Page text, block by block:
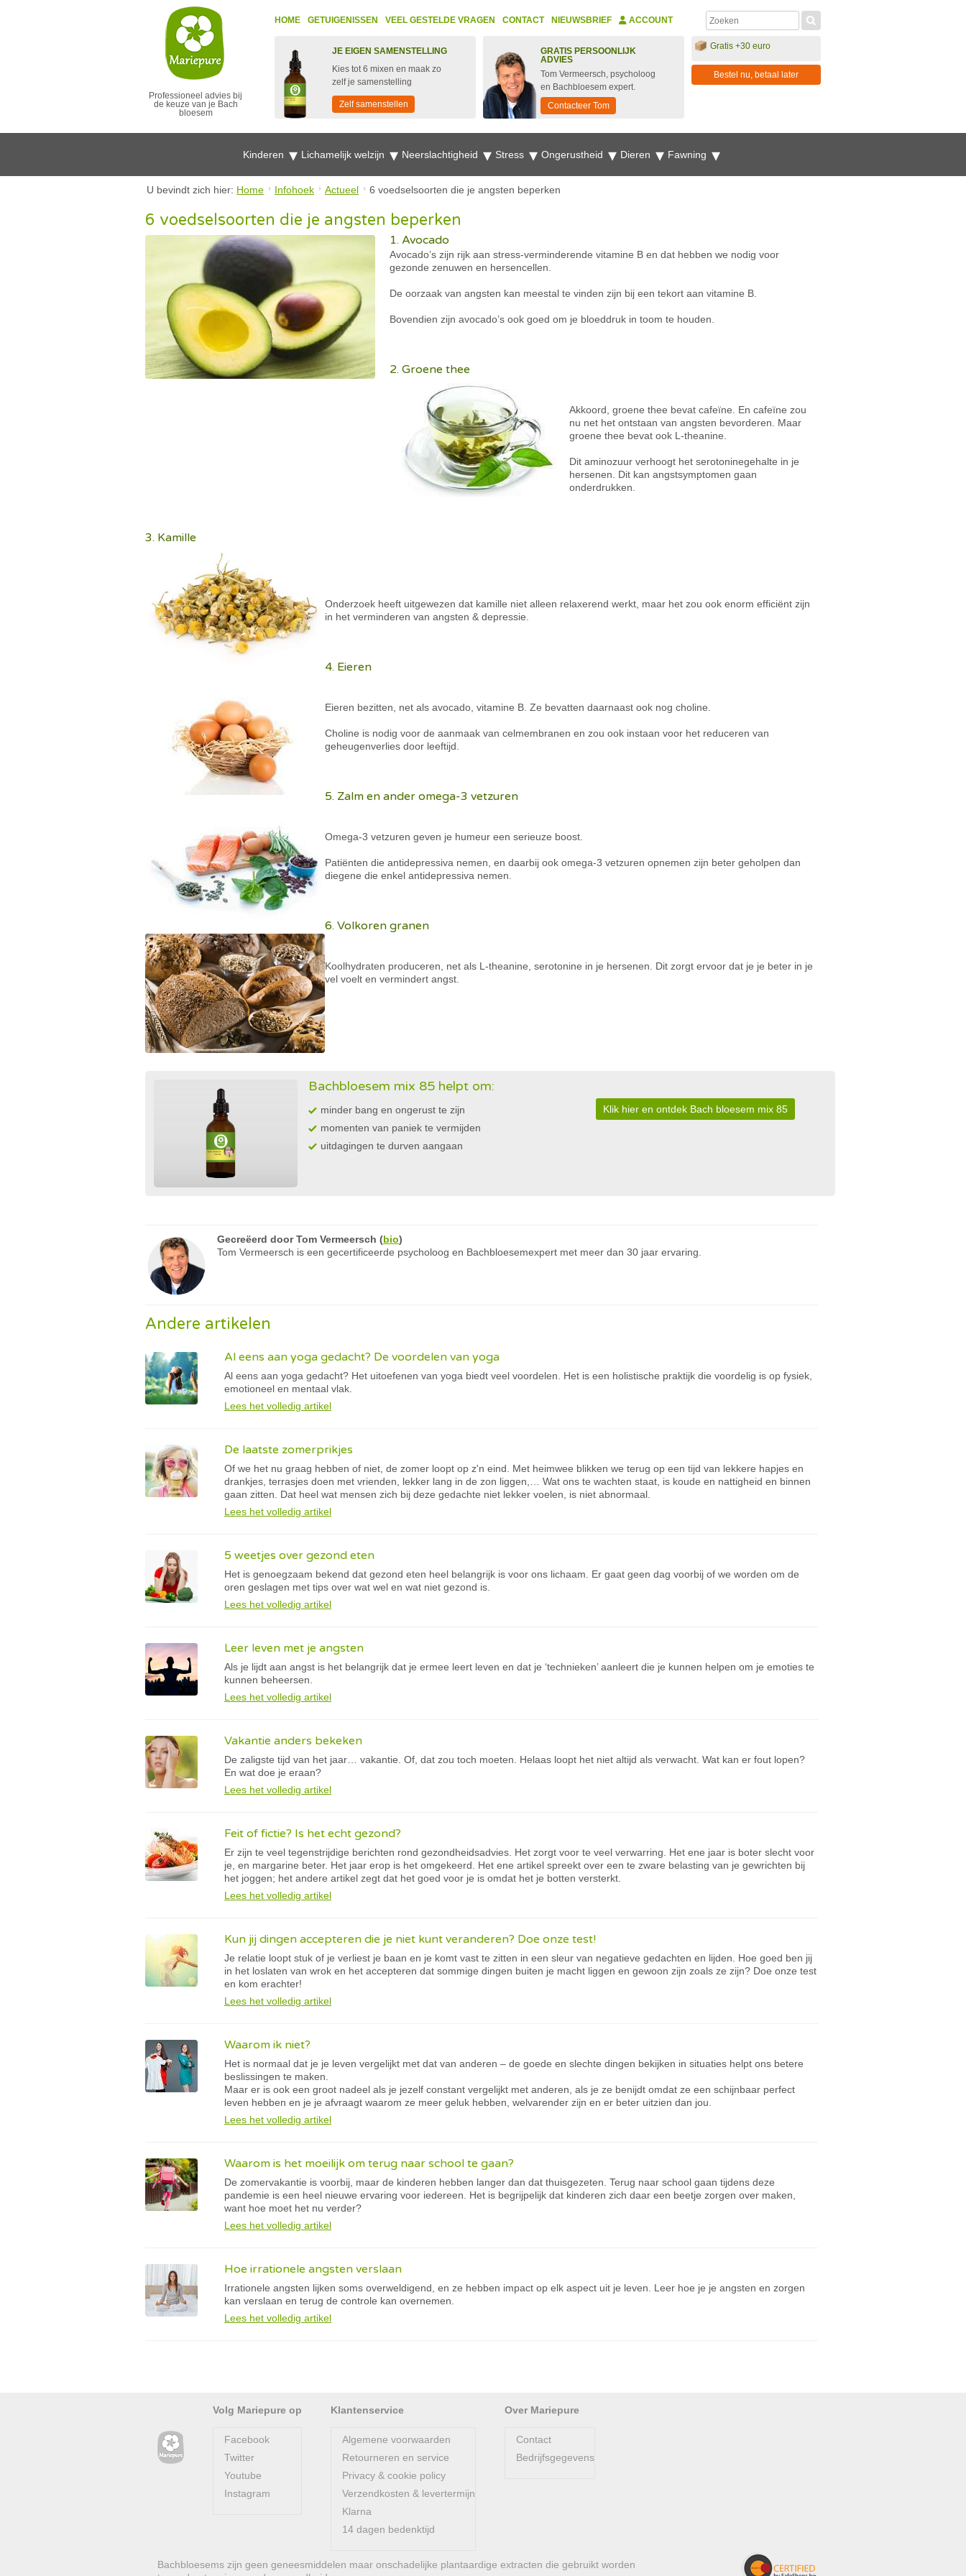
Professioneel advies bij
de keuze van je Bach
bloesem
HOME GETUIGENISSEN VEEL GESTELDE VRAGEN CONTACT NIEUWSBRIEF ACCOUNT
JE EIGEN SAMENSTELLING
Kies tot 6 mixen en maak zo
zelf je samenstelling
Zelf samenstellen
GRATIS PERSOONLIJK
ADVIES
Tom Vermeersch, psycholoog
en Bachbloesem expert.
Contacteer Tom
Gratis +30 euro
Bestel nu, betaal later
Kinderen Lichamelijk welzijn Neerslachtigheid Stress Ongerustheid Dieren Fawning
U bevindt zich hier: Home Infohoek Actueel 6 voedselsoorten die je angsten beperken
6 voedselsoorten die je angsten beperken
1. Avocado
Avocado’s zijn rijk aan stress-verminderende vitamine B en dat hebben we nodig voor
gezonde zenuwen en hersencellen.
De oorzaak van angsten kan meestal te vinden zijn bij een tekort aan vitamine B.
Bovendien zijn avocado’s ook goed om je bloeddruk in toom te houden.
2. Groene thee
Akkoord, groene thee bevat cafeïne. En cafeïne zou
nu net het ontstaan van angsten bevorderen. Maar
groene thee bevat ook L-theanine.
Dit aminozuur verhoogt het serotoninegehalte in je
hersenen. Dit kan angstsymptomen gaan
onderdrukken.
3. Kamille
Onderzoek heeft uitgewezen dat kamille niet alleen relaxerend werkt, maar het zou ook enorm efficiënt zijn
in het verminderen van angsten & depressie.
4. Eieren
Eieren bezitten, net als avocado, vitamine B. Ze bevatten daarnaast ook nog choline.
Choline is nodig voor de aanmaak van celmembranen en zou ook instaan voor het reduceren van
geheugenverlies door leeftijd.
5. Zalm en ander omega-3 vetzuren
Omega-3 vetzuren geven je humeur een serieuze boost.
Patiënten die antidepressiva nemen, en daarbij ook omega-3 vetzuren opnemen zijn beter geholpen dan
diegene die enkel antidepressiva nemen.
6. Volkoren granen
Koolhydraten produceren, net als L-theanine, serotonine in je hersenen. Dit zorgt ervoor dat je je beter in je
vel voelt en vermindert angst.
Bachbloesem mix 85 helpt om:
minder bang en ongerust te zijn
momenten van paniek te vermijden
uitdagingen te durven aangaan
Klik hier en ontdek Bach bloesem mix 85
Gecreëerd doorTom Vermeersch (bio)
Tom Vermeersch is een gecertificeerde psycholoog en Bachbloesemexpert met meer dan 30 jaar ervaring.
Andere artikelen
Al eens aan yoga gedacht? De voordelen van yoga
Al eens aan yoga gedacht? Het uitoefenen van yoga biedt veel voordelen. Het is een holistische praktijk die voordelig is op fysiek,
emotioneel en mentaal vlak.
Lees het volledig artikel
De laatste zomerprikjes
Of we het nu graag hebben of niet, de zomer loopt op z'n eind. Met heimwee blikken we terug op een tijd van lekkere hapjes en
drankjes, terrasjes doen met vrienden, lekker lang in de zon liggen,… Wat ons te wachten staat, is koude en nattigheid en binnen
gaan zitten. Dat heel wat mensen zich bij deze gedachte niet lekker voelen, is niet abnormaal.
Lees het volledig artikel
5 weetjes over gezond eten
Het is genoegzaam bekend dat gezond eten heel belangrijk is voor ons lichaam. Er gaat geen dag voorbij of we worden om de
oren geslagen met tips over wat wel en wat niet gezond is.
Lees het volledig artikel
Leer leven met je angsten
Als je lijdt aan angst is het belangrijk dat je ermee leert leven en dat je ‘technieken’ aanleert die je kunnen helpen om je emoties te
kunnen beheersen.
Lees het volledig artikel
Vakantie anders bekeken
De zaligste tijd van het jaar… vakantie. Of, dat zou toch moeten. Helaas loopt het niet altijd als verwacht. Wat kan er fout lopen?
En wat doe je eraan?
Lees het volledig artikel
Feit of fictie? Is het echt gezond?
Er zijn te veel tegenstrijdige berichten rond gezondheidsadvies. Het zorgt voor te veel verwarring. Het ene jaar is boter slecht voor
je, en margarine beter. Het jaar erop is het omgekeerd. Het ene artikel spreekt over een te zware belasting van je gewrichten bij
het joggen; het andere artikel zegt dat het goed voor je is omdat het je botten versterkt.
Lees het volledig artikel
Kun jij dingen accepteren die je niet kunt veranderen? Doe onze test!
Je relatie loopt stuk of je verliest je baan en je komt vast te zitten in een sleur van negatieve gedachten en lijden. Hoe goed ben jij
in het loslaten van wrok en het accepteren dat sommige dingen buiten je macht liggen en gewoon zijn zoals ze zijn? Doe onze test
en kom erachter!
Lees het volledig artikel
Waarom ik niet?
Het is normaal dat je je leven vergelijkt met dat van anderen – de goede en slechte dingen bekijken in situaties helpt ons betere
beslissingen te maken.
Maar er is ook een groot nadeel als je jezelf constant vergelijkt met anderen, als je ze benijdt omdat ze een schijnbaar perfect
leven hebben en je je afvraagt waarom ze meer geluk hebben, welvarender zijn en er beter uitzien dan jou.
Lees het volledig artikel
Waarom is het moeilijk om terug naar school te gaan?
De zomervakantie is voorbij, maar de kinderen hebben langer dan dat thuisgezeten. Terug naar school gaan tijdens deze
pandemie is een heel nieuwe ervaring voor iedereen. Het is begrijpelijk dat kinderen zich daar een beetje zorgen over maken,
want hoe moet het nu verder?
Lees het volledig artikel
Hoe irrationele angsten verslaan
Irrationele angsten lijken soms overweldigend, en ze hebben impact op elk aspect uit je leven. Leer hoe je je angsten en zorgen
kan verslaan en terug de controle kan overnemen.
Lees het volledig artikel
Volg Mariepure op
Facebook
Twitter
Youtube
Instagram
Klantenservice
Algemene voorwaarden
Retourneren en service
Privacy & cookie policy
Verzendkosten & levertermijn
Klarna
14 dagen bedenktijd
Over Mariepure
Contact
Bedrijfsgegevens
Bachbloesems zijn geen geneesmiddelen maar onschadelijke plantaardige extracten die gebruikt worden